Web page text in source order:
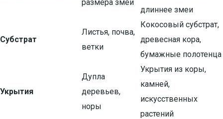
размера змеи
длиннее змеи
Субстрат
Листья, почва,
ветки
Кокосовый субстрат,
древесная кора,
бумажные полотенца
Укрытия
Дупла
деревьев,
норы
Укрытия из коры,
камней,
искусственных
растений